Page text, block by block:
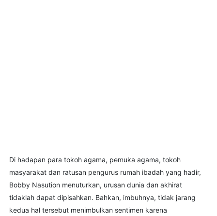
Di hadapan para tokoh agama, pemuka agama, tokoh
masyarakat dan ratusan pengurus rumah ibadah yang hadir,
Bobby Nasution menuturkan, urusan dunia dan akhirat
tidaklah dapat dipisahkan. Bahkan, imbuhnya, tidak jarang
kedua hal tersebut menimbulkan sentimen karena